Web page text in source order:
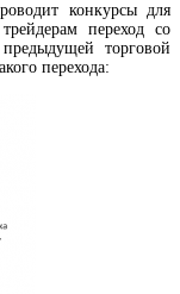
конкурсы для
переход со
торговой
перехода: